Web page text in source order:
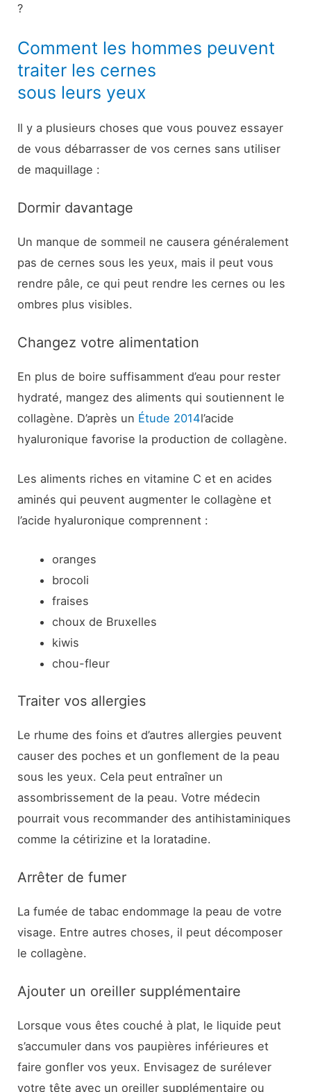
?
Comment les hommes peuvent
traiter les cernes
sous leurs yeux
Il y a plusieurs choses que vous pouvez essayer
de vous débarrasser de vos cernes sans utiliser
de maquillage :
Dormir davantage
Un manque de sommeil ne causera généralement
pas de cernes sous les yeux, mais il peut vous
rendre pâle, ce qui peut rendre les cernes ou les
ombres plus visibles.
Changez votre alimentation
En plus de boire suffisamment d’eau pour rester
hydraté, mangez des aliments qui soutiennent le
collagène. D’après un Étude 2014l’acide
hyaluronique favorise la production de collagène.
Les aliments riches en vitamine C et en acides
aminés qui peuvent augmenter le collagène et
l’acide hyaluronique comprennent :
oranges
brocoli
fraises
choux de Bruxelles
kiwis
chou-fleur
Traiter vos allergies
Le rhume des foins et d’autres allergies peuvent
causer des poches et un gonflement de la peau
sous les yeux. Cela peut entraîner un
assombrissement de la peau. Votre médecin
pourrait vous recommander des antihistaminiques
comme la cétirizine et la loratadine.
Arrêter de fumer
La fumée de tabac endommage la peau de votre
visage. Entre autres choses, il peut décomposer
le collagène.
Ajouter un oreiller supplémentaire
Lorsque vous êtes couché à plat, le liquide peut
s’accumuler dans vos paupières inférieures et
faire gonfler vos yeux. Envisagez de surélever
votre tête avec un oreiller supplémentaire ou